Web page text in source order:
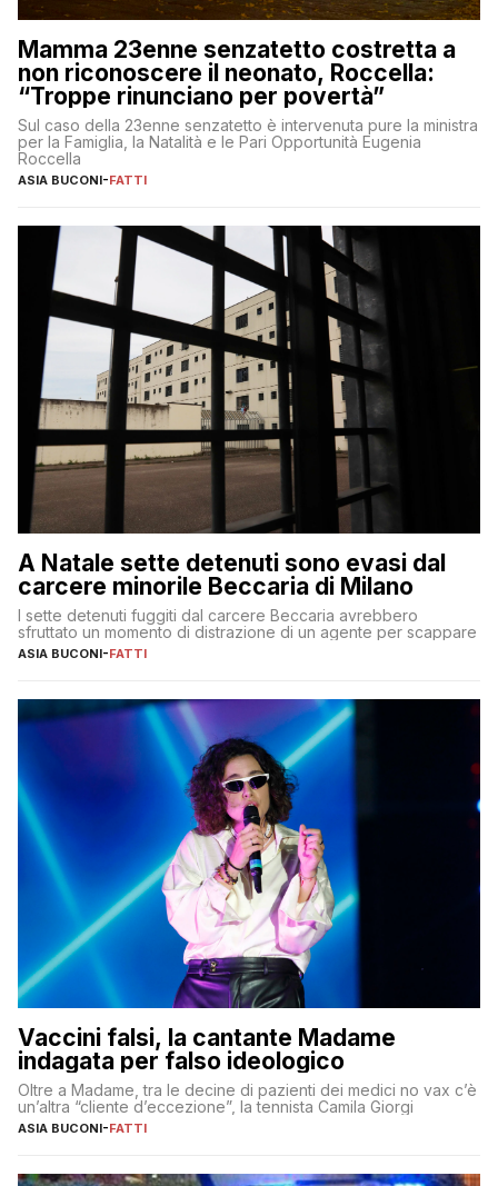
Mamma 23enne senzatetto costretta a
non riconoscere il neonato, Roccella:
“Troppe rinunciano per povertà”
Sul caso della 23enne senzatetto è intervenuta pure la ministra
per la Famiglia, la Natalità e le Pari Opportunità Eugenia
Roccella
ASIA BUCONI-FATTI
A Natale sette detenuti sono evasi dal
carcere minorile Beccaria di Milano
I sette detenuti fuggiti dal carcere Beccaria avrebbero
sfruttato un momento di distrazione di un agente per scappare
ASIA BUCONI-FATTI
Vaccini falsi, la cantante Madame
indagata per falso ideologico
Oltre a Madame, tra le decine di pazienti dei medici no vax c’è
un’altra “cliente d’eccezione”, la tennista Camila Giorgi
ASIA BUCONI-FATTI